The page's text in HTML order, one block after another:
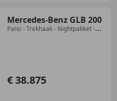
Mercedes-Benz GLB 200
Pano - Trekhaak - Nightpakket -
€ 38.875